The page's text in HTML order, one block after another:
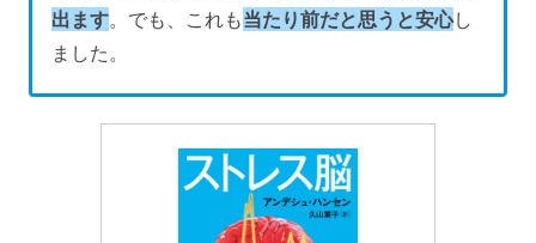
出ます。でも、これも当たり前だと思うと安心し
ました。